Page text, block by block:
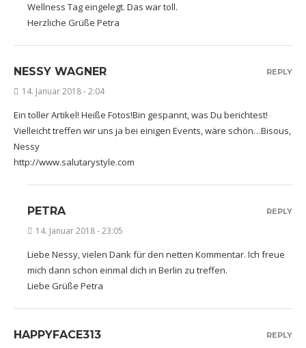
Wellness Tag eingelegt. Das war toll.
Herzliche Grüße Petra
NESSY WAGNER
14. Januar 2018 - 2:04
Ein toller Artikel! Heiße Fotos!Bin gespannt, was Du berichtest!
Vielleicht treffen wir uns ja bei einigen Events, wäre schön…Bisous,
Nessy
http://www.salutarystyle.com
REPLY
PETRA
14. Januar 2018 - 23:05
Liebe Nessy, vielen Dank für den netten Kommentar. Ich freue
mich dann schon einmal dich in Berlin zu treffen.
Liebe Grüße Petra
REPLY
HAPPYFACE313 REPLY